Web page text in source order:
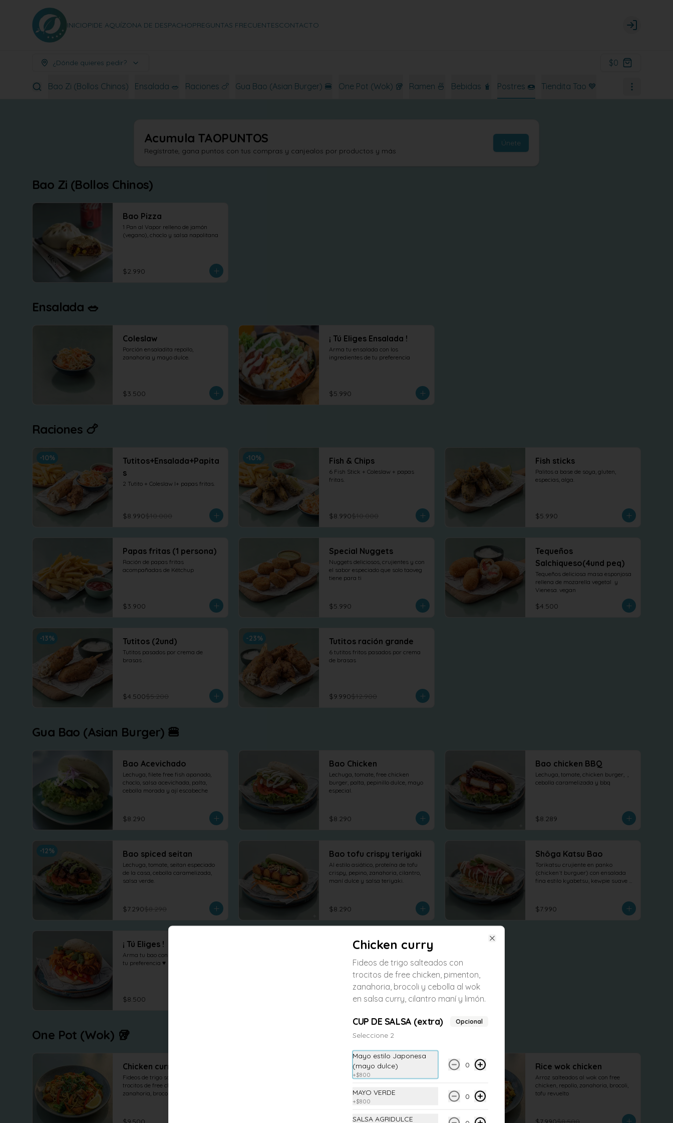
INICIOPIDE AQUÍZONA DE DESPACHOPREGUNTAS FRECUENTESCONTACTO Login
¿Dónde quieres pedir? $0
Bao Zi (Bollos Chinos) Ensalada 🥗 Raciones 🍗 Gua Bao (Asian Burger) 🍔 One Pot (Wok) 🥡 Ramen 🍜 Bebidas 🧋 Postres 🍩 Tiendita Tao 💙
Acumula TAOPUNTOS
Regístrate, gana puntos con tus compras y canjealos por productos y más
Únete
Bao Zi (Bollos Chinos)
Bao Pizza
1 Pan al Vapor relleno de jamón
(vegano), choclo y salsa napolitana
$2.990
Ensalada 🥗
Coleslaw
Porción ensaladita repollo,
zanahoria y mayo dulce.
$3.500
¡ Tú Eliges Ensalada !
Arma tu ensalada con los
ingredientes de tu preferencia
$5.990
Raciones 🍗
-10%
Tutitos+Ensalada+Papita
s
2 Tutito + Coleslaw l+ papas fritas.
$8.990$10.000
-10% Fish & Chips
6 Fish Stick + Coleslaw + papas
fritas.
$8.990$10.000
Fish sticks
Palitos a base de soya, gluten,
especias, alga.
$5.990
Papas fritas (1 persona)
Ración de papas fritas
acompañadas de Kétchup
$3.900
Special Nuggets
Nuggets deliciosos, crujientes y con
el sabor especiado que solo taoveg
tiene para ti
$5.990
Tequeños
Salchiqueso(4und peq)
Tequeños deliciosa masa esponjosa
rellena de mozarella vegetal  y
Vienesa. vegan
$4.500
-13% Tutitos (2und)
Tutitos pasados por crema de
brasas .
$4.500$5.200
-23% Tutitos ración grande
6 tutitos fritos pasados por crema
de brasas
$9.990$12.900
Gua Bao (Asian Burger) 🍔
Bao Acevichado
Lechuga, filete free fish apanado,
choclo, salsa acevichada, palta,
cebolla morada y ají escabeche
$8.290
Bao Chicken
Lechuga, tomate, free chicken
burger, palta, pepinillo dulce, mayo
especial.
$8.290
Bao chicken BBQ
Lechuga, tomate, chicken burger,  ,
cebolla caramelizada y bbq
$8.289
-12% Bao spiced seitan
Lechuga, tomate, seitan especiado
de la casa, cebolla caramelizada,
salsa verde.
$7.290$8.290
Bao tofu crispy teriyaki
Al estilo asiático, proteína de tofu
crispy, pepino, zanahoria, cilantro,
maní dulce y salsa teriyaki.
$8.290
Shôga Katsu Bao
Torikatsu crujiente en panko
(chicken´t burguer) con ensalada
fina estilo kyabetsu, kewpie suave y
terminado con cilantro fresco.
$7.990
¡ Tú Eliges !
Arma tu bao con los ingredientes de
tu preferencia ♥
$8.500
One Pot (Wok) 🥡
Chicken curry
Fideos de trigo salteados con
trocitos de free chicken, pimenton,
zanahoria, brocoli y cebolla al wok
Rice wok Seitan
Arroz salteados al wok con seitan
-6% Rice wok chicken
Arroz salteados al wok con free
chicken, repollo, zanahoria, brocoli,
tofu revuelto
Chicken curry
Fideos de trigo salteados con
trocitos de free chicken, pimenton,
zanahoria, brocoli y cebolla al wok
en salsa curry, cilantro maní y limón.
CUP DE SALSA (extra) Opcional
Seleccione 2
Mayo estilo Japonesa
(mayo dulce)
+$800
0
MAYO VERDE
+$800
0
SALSA AGRIDULCE